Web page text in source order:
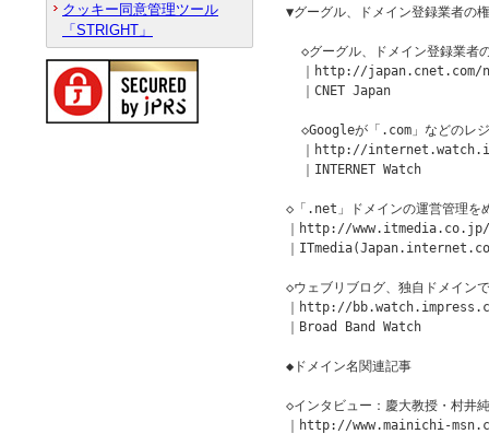
▼グーグル、ドメイン登録業者の
◇グーグル、ドメイン登録業者
｜http://
  ｜CNET Japan
◇Googleが「.com」などのレ
｜http://
  ｜INTERNET Watch
◇「.net」ドメインの運営管理を
｜http://
｜
◇ウェブリブログ、独自ドメイン
｜http://
｜Broad Band Watch
◆ドメイン名関連記事
◇インタビュー：慶大教授・村井
｜http://www.mainichi-
クッキー同意管理ツール
「STRIGHT」